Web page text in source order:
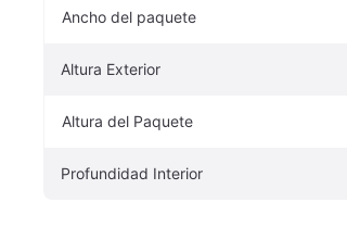
Ancho del paquete
Altura Exterior
Altura del Paquete
Profundidad Interior